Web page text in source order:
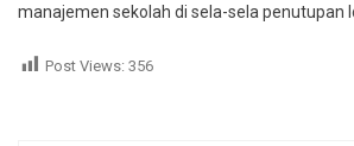
manajemen sekolah di sela-sela penutupan
Post Views: 356